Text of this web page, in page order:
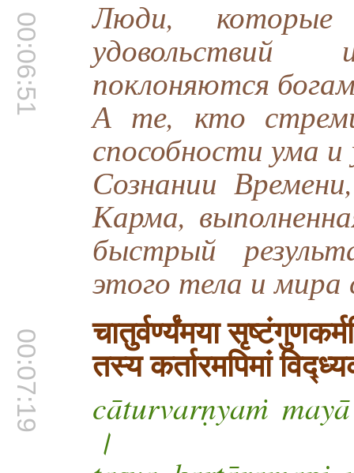
00:06:51 Люди, которые
поклоняются
А те, кто
способности ума и
Сознании
Карма,
быстрый
этого тела и
00:07:19
चातुर्वर्ण्यंमया
तस्य कर्तारमपिमां
cāturvarṇyaṁ
।